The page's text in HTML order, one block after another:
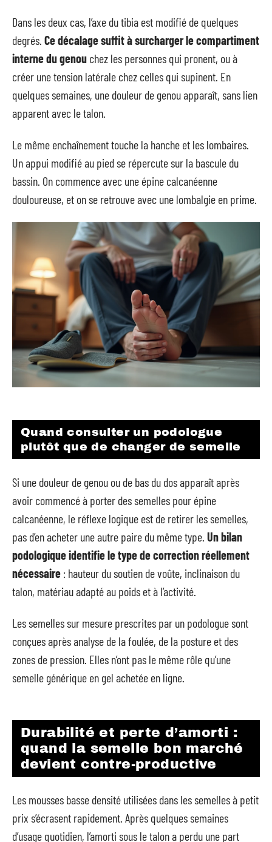
Dans les deux cas, l’axe du tibia est modifié de quelques
degrés. Ce décalage suffit à surcharger le compartiment
interne du genou chez les personnes qui pronent, ou à
créer une tension latérale chez celles qui supinent. En
quelques semaines, une douleur de genou apparaît, sans lien
apparent avec le talon.
Le même enchaînement touche la hanche et les lombaires.
Un appui modifié au pied se répercute sur la bascule du
bassin. On commence avec une épine calcanéenne
douloureuse, et on se retrouve avec une lombalgie en prime.
Quand consulter un podologue
plutôt que de changer de semelle
Si une douleur de genou ou de bas du dos apparaît après
avoir commencé à porter des semelles pour épine
calcanéenne, le réflexe logique est de retirer les semelles,
pas d’en acheter une autre paire du même type. Un bilan
podologique identifie le type de correction réellement
nécessaire : hauteur du soutien de voûte, inclinaison du
talon, matériau adapté au poids et à l’activité.
Les semelles sur mesure prescrites par un podologue sont
conçues après analyse de la foulée, de la posture et des
zones de pression. Elles n’ont pas le même rôle qu’une
semelle générique en gel achetée en ligne.
Durabilité et perte d’amorti :
quand la semelle bon marché
devient contre-productive
Les mousses basse densité utilisées dans les semelles à petit
prix s’écrasent rapidement. Après quelques semaines
d’usage quotidien, l’amorti sous le talon a perdu une part